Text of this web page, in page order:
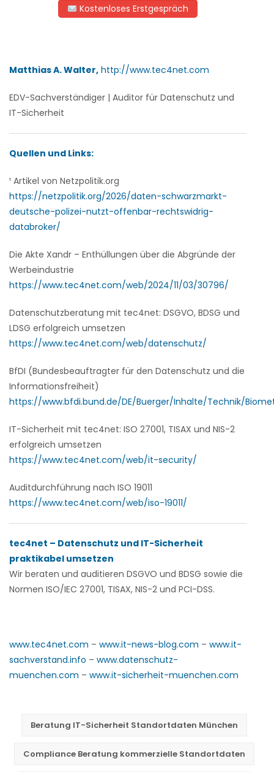
Kostenloses Erstgespräch
Matthias A. Walter, http://www.tec4net.com
EDV-Sachverständiger | Auditor für Datenschutz und
IT-Sicherheit
Quellen und Links:
¹ Artikel von Netzpolitik.org
https://netzpolitik.org/2026/daten-schwarzmarkt-
deutsche-polizei-nutzt-offenbar-rechtswidrig-
databroker/
Die Akte Xandr – Enthüllungen über die Abgründe der
Werbeindustrie
https://www.tec4net.com/web/2024/11/03/30796/
Datenschutzberatung mit tec4net: DSGVO, BDSG und
LDSG erfolgreich umsetzen
https://www.tec4net.com/web/datenschutz/
BfDI (Bundesbeauftragter für den Datenschutz und die
Informationsfreiheit)
https://www.bfdi.bund.de/DE/Buerger/Inhalte/Technik/
IT-Sicherheit mit tec4net: ISO 27001, TISAX und NIS-2
erfolgreich umsetzen
https://www.tec4net.com/web/it-security/
Auditdurchführung nach ISO 19011
https://www.tec4net.com/web/iso-19011/
tec4net – Datenschutz und IT-Sicherheit
praktikabel umsetzen
Wir beraten und auditieren DSGVO und BDSG sowie die
Normen ISO/IEC 27001, TISAX, NIS-2 und PCI-DSS.
www.tec4net.com – www.it-news-blog.com – www.it-
sachverstand.info – www.datenschutz-
muenchen.com – www.it-sicherheit-muenchen.com
Beratung IT-Sicherheit Standortdaten München
Compliance Beratung kommerzielle Standortdaten